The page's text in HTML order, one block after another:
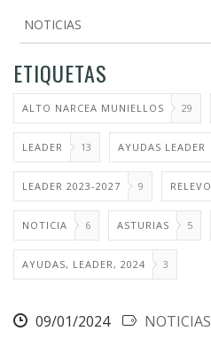
NOTICIAS
ETIQUETAS
ALTO NARCEA MUNIELLOS 29
LEADER 13 AYUDAS LEADER
LEADER 2023-2027 9
NOTICIA 6 ASTURIAS 5
AYUDAS, LEADER, 2024 3
09/01/2024 NOTICIAS